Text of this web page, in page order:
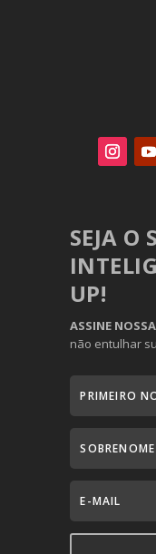
SEJA O
UP!
ASSINE
não entulhar